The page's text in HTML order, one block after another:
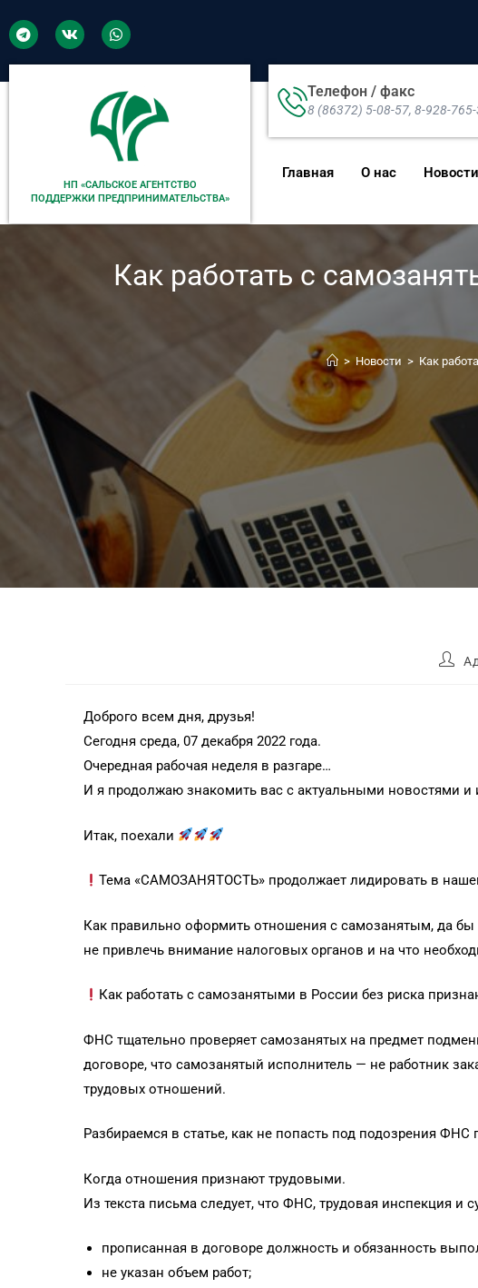
НП «САЛЬСКОЕ АГЕНТСТВО
ПОДДЕРЖКИ ПРЕДПРИНИМАТЕЛЬСТВА»
Телефон / факс
8 (86372) 5-08-57, 8-928-
Главная О нас Новости
Как работать с
> Новости > Как
Доброго всем дня, друзья!
Сегодня среда, 07 декабря 2022 года.
Очередная рабочая неделя в разгаре…
И я продолжаю знакомить вас с актуальными новостями
Итак, поехали
Тема «САМОЗАНЯТОСТЬ» продолжает лидировать в
Как правильно оформить отношения с самозанятым, да бы
не привлечь внимание налоговых органов и на что
Как работать с самозанятыми в России без риска
ФНС тщательно проверяет самозанятых на предмет
договоре, что самозанятый исполнитель — не работник
трудовых отношений.
Разбираемся в статье, как не попасть под подозрения
Когда отношения признают трудовыми.
Из текста письма следует, что ФНС, трудовая инспекция и
прописанная в договоре должность и обязанность
не указан объем работ;